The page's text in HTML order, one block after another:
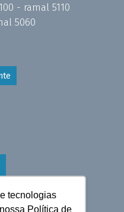
tecnologias
Política de
- ramal 5110
5060